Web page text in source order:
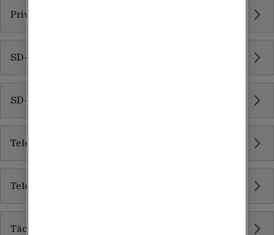
Privata mobila nät
SD-Branch
SD-WAN
Tele2 Guest Access Portal
Tele2 Service och Support
Täckningsförstärkning